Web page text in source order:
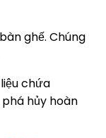
ghế. Chúng
chứa
hủy hoàn